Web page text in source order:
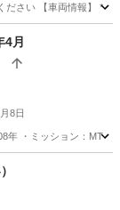
さい 【車両情報】 *
月
8日
・ミッション：MT